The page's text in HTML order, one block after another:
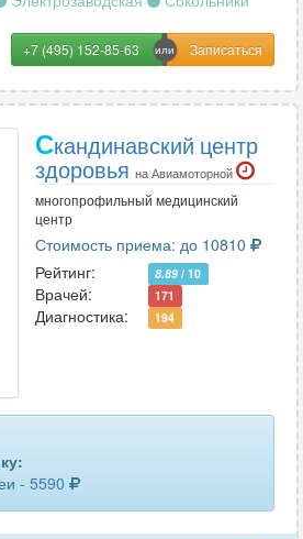
+7 (495) 152-85-63
Скандинавский центр
здоровья на Авиамоторной
многопрофильный медицинский
центр
Стоимость приема: до 10810
Рейтинг:
8.89 / 10
Врачей: 171
Диагностика: 194
- 5590